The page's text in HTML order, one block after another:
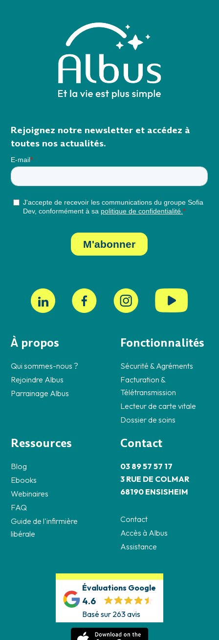
À propos
Qui sommes-nous ?
Rejoindre Albus
Parrainage Albus
Fonctionnalités
Sécurité & Agréments
Facturation &
Télétransmission
Lecteur de carte vitale
Dossier de soins
Ressources
Blog
Ebooks
Webinaires
FAQ
Guide de l'infirmière
libérale
Contact
03 89 57 57 17
3 RUE DE COLMAR
68190 ENSISHEIM
Contact
Accès à Albus
Assistance
Évaluations Google
4.6
Basé sur 263 avis
Rejoignez notre newsletter et accédez à
toutes nos actualités.